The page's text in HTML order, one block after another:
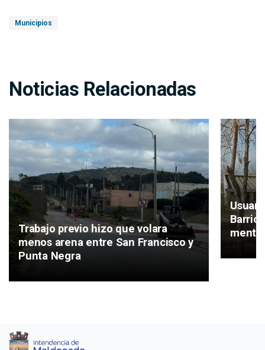
Municipios
Noticias Relacionadas
Trabajo previo hizo que volara
menos arena entre San Francisco y
Punta Negra